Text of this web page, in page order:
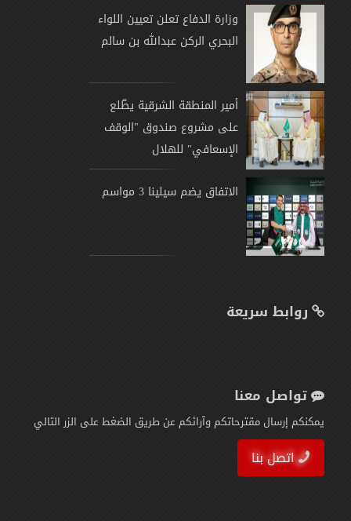
وزارة الدفاع تعلن تعيين اللواء
البحري الركن عبدالله بن سالم
أمير المنطقة الشرقية يطّلع
على مشروع صندوق "الوقف
الإسعافي" للهلال
الاتفاق يضم سيلينا 3 مواسم
روابط سريعة
تواصل معنا
يمكنكم إرسال مقترحاتكم وآرائكم عن طريق الضغط على الزر التالي
اتصل بنا